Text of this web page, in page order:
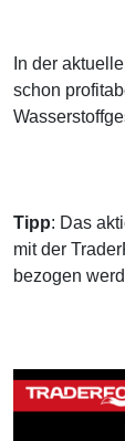
In der
schon
Tipp: Das
mit der
bezogen